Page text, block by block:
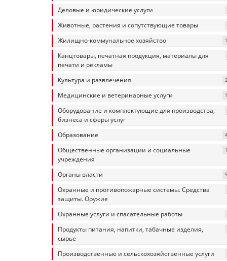
Деловые и юридические услуги
Животные, растения и сопутствующие товары
Жилищно-коммунальное хозяйство
Канцтовары, печатная продукция, материалы для
печати и рекламы
Культура и развлечения
Медицинские и ветеринарные услуги
Оборудование и комплектующие для производства,
бизнеса и сферы услуг
Образование
Общественные организации и социальные
учреждения
Органы власти
Охранные и противопожарные системы. Средства
защиты. Оружие
Охранные услуги и спасательные работы
Продукты питания, напитки, табачные изделия,
сырье
Производственные и сельскохозяйственные услуги